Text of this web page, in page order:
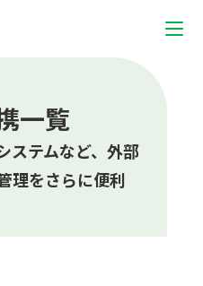
一覧
テムなど、 外部
理をさらに便利